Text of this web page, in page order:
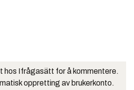
hos Ifrågasätt for å kommentere.
oppretting av brukerkonto.